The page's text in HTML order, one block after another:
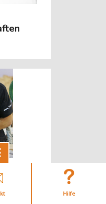
überspringen
Hilfe